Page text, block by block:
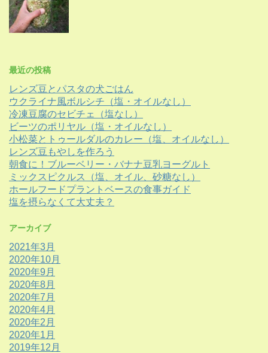
最近の投稿
レンズ豆とパスタの犬ごはん
ウクライナ風ボルシチ（塩・オイルなし）
冷凍豆腐のセビチェ（塩なし）
ビーツのポリヤル（塩・オイルなし）
小松菜とトゥールダルのカレー（塩、オイルなし）
レンズ豆もやしを作ろう
朝食に！ブルーベリー・バナナ豆乳ヨーグルト
ミックスピクルス（塩、オイル、砂糖なし）
ホールフードプラントベースの食事ガイド
塩を摂らなくて大丈夫？
アーカイブ
2021年3月
2020年10月
2020年9月
2020年8月
2020年7月
2020年4月
2020年2月
2020年1月
2019年12月